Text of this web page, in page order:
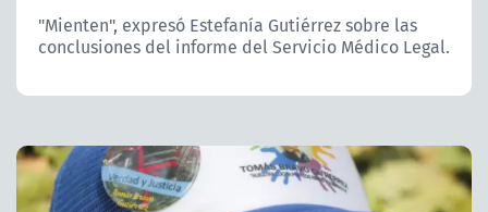
CANAL DE DENUNCIAS
ÁREA DE PROYECTOS
"Mienten", expresó Estefanía Gutiérrez sobre las
conclusiones del informe del Servicio Médico Legal.